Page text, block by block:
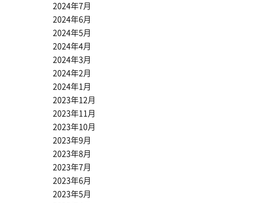
2024年7月
2024年6月
2024年5月
2024年4月
2024年3月
2024年2月
2024年1月
2023年12月
2023年11月
2023年10月
2023年9月
2023年8月
2023年7月
2023年6月
2023年5月